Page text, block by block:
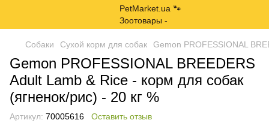
Собаки Сухой корм для собак Gemon PROFESSIONAL
Gemon PROFESSIONAL BREEDERS
Adult Lamb & Rice - корм для собак
(ягненок/рис) - 20 кг %
Артикул: 70005616 Оставить отзыв